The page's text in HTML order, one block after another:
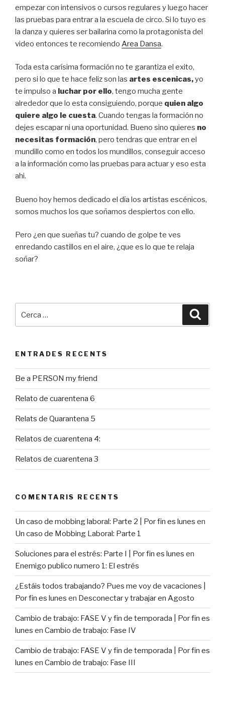
empezar con intensivos o cursos regulares y luego hacer
las pruebas para entrar a la escuela de circo. Si lo tuyo es
la danza y quieres ser bailarina como la protagonista del
video entonces te recomiendo Area Dansa.
Toda esta carísima formación no te garantiza el exito,
pero si lo que te hace feliz son las artes escenicas,yo
te impulso a luchar por ello, tengo mucha gente
alrededor que lo esta consiguiendo, porque quien algo
quiere algo le cuesta. Cuando tengas la formación no
dejes escapar ni una oportunidad. Bueno sino quieres no
necesitas formación, pero tendras que entrar en el
mundillo como en todos los mundillos, conseguir acceso
a la información como las pruebas para actuar y eso esta
ahi.
Bueno hoy hemos dedicado el día los artistas escénicos,
somos muchos los que soñamos despiertos con ello.
Pero ¿en que sueñas tu? cuando de golpe te ves
enredando castillos en el aire, ¿que es lo que te relaja
soñar?
ENTRADES RECENTS
Be a PERSON my friend
Relato de cuarentena 6
Relats de Quarantena 5
Relatos de cuarentena 4:
Relatos de cuarentena 3
COMENTARIS RECENTS
Un caso de mobbing laboral: Parte 2 | Por fin es lunes en
Un caso de Mobbing Laboral: Parte 1
Soluciones para el estrés: Parte I | Por fin es lunes en
Enemigo publico numero 1: El estrés
¿Estáis todos trabajando? Pues me voy de vacaciones |
Por fin es lunes en Desconectar y trabajar en Agosto
Cambio de trabajo: FASE V y fin de temporada | Por fin es
lunes en Cambio de trabajo: Fase IV
Cambio de trabajo: FASE V y fin de temporada | Por fin es
lunes en Cambio de trabajo: Fase III